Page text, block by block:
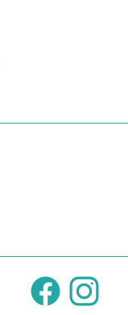
Facebook Instagram